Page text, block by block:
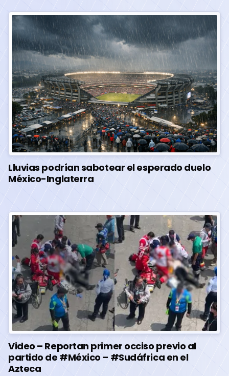
Lluvias podrían sabotear el esperado duelo
México-Inglaterra
Video – Reportan primer occiso previo al
partido de #México – #Sudáfrica en el
Azteca